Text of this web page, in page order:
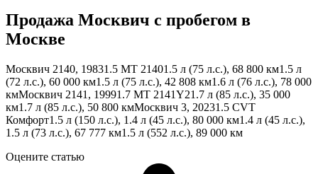
Продажа Москвич с пробегом в
Москве
Москвич 2140, 19831.5 МТ 21401.5 л (75 л.с.), 68 800 км1.5 л
(72 л.с.), 60 000 км1.5 л (75 л.с.), 42 808 км1.6 л (76 л.с.), 78 000
кмМосквич 2141, 19991.7 MT 2141Y21.7 л (85 л.с.), 35 000
км1.7 л (85 л.с.), 50 800 кмМосквич 3, 20231.5 CVT
Комфорт1.5 л (150 л.с.), 1.4 л (45 л.с.), 80 000 км1.4 л (45 л.с.),
1.5 л (73 л.с.), 67 777 км1.5 л (552 л.с.), 89 000 км
Оцените статью